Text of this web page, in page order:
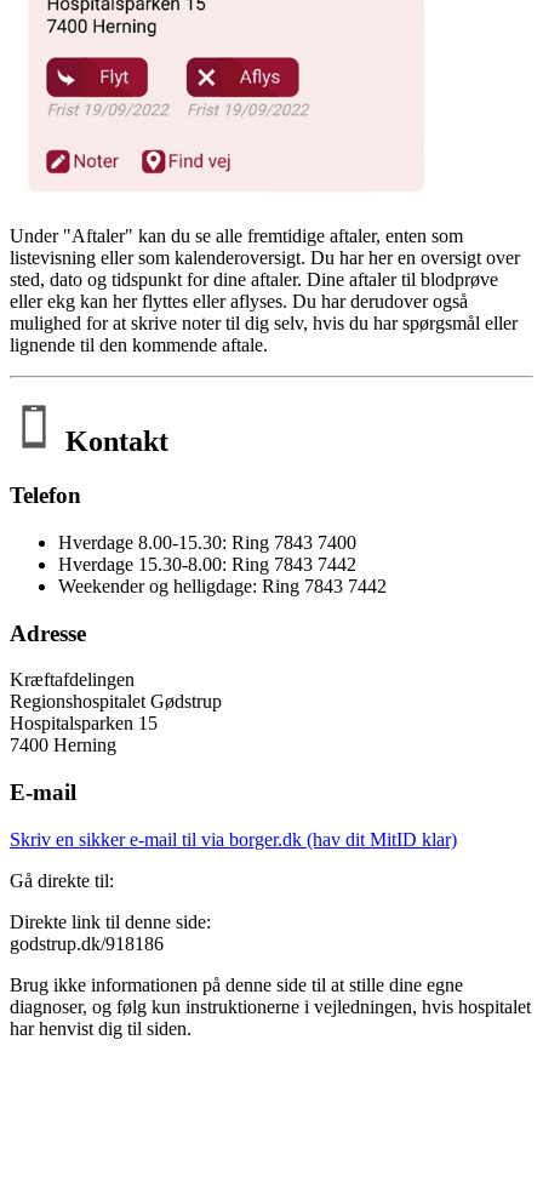
Under "Aftaler" kan du se alle fremtidige aftaler, enten som
listevisning eller som kalenderoversigt. Du har her en oversigt over
sted, dato og tidspunkt for dine aftaler. Dine aftaler til blodprøve
eller ekg kan her flyttes eller aflyses. Du har derudover også
mulighed for at skrive noter til dig selv, hvis du har spørgsmål eller
lignende til den kommende aftale.
Kontakt
Telefon
Hverdage 8.00-15.30: Ring 7843 7400
Hverdage 15.30-8.00: Ring 7843 7442
Weekender og helligdage: Ring 7843 7442
Adresse
Kræftafdelingen
Regionshospitalet Gødstrup
Hospitalsparken 15
7400 Herning
E-mail
Skriv en sikker e-mail til via borger.dk (hav dit MitID klar)
Gå direkte til:
Direkte link til denne side:
godstrup.dk/918186
Brug ikke informationen på denne side til at stille dine egne
diagnoser, og følg kun instruktionerne i vejledningen, hvis hospitalet
har henvist dig til siden.